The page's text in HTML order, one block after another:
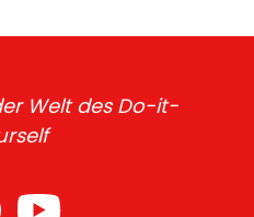
Welt des Do-it-